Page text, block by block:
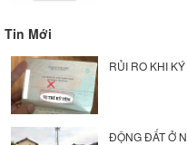
Tin Mới
RỦI RO KHI
ĐỘNG ĐẤT Ở